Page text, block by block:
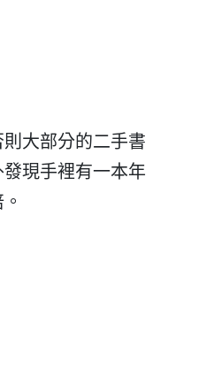
大部分的二手書
現手裡有一本年